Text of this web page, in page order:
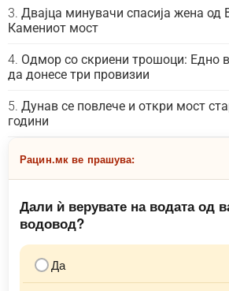
Двајца минувачи спасија жена од
Камениот мост
Одмор со скриени трошоци: Едно
да донесе три провизии
Дунав се повлече и откри мост
години
Рацин.мк ве прашува:
Дали ѝ верувате на водата од
водовод?
Да